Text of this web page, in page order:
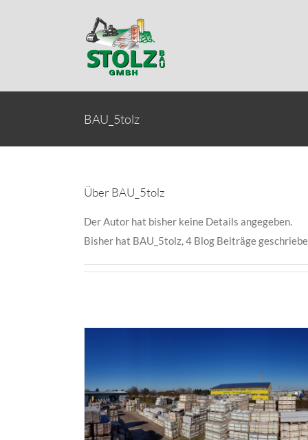
BAU_5tolz
ÜberBAU_5tolz
Der Autor hat bisher keine Details angegeben.
Bisher hat BAU_5tolz, 4 Blog Beiträge